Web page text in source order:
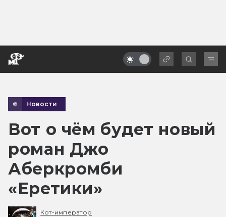
Новости
Вот о чём будет новый
роман Джо
Аберкромби
«Еретики»
Кот-император